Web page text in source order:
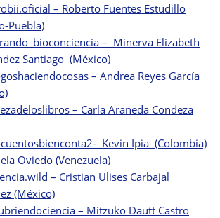
– Roberto Fuentes Estudillo
Puebla)
– Minerva Elizabeth
Santiago (México)
– Andrea Reyes García
– Carla Araneda Condeza
Kevin Ipia (Colombia)
Oviedo (Venezuela)
– Cristian Ulises Carbajal
(México)
– Mitzuko Dautt Castro